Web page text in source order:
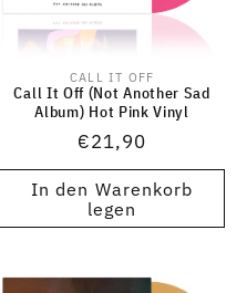
Anbieter:
CALL IT OFF
Call It Off (Not Another Sad
Album) Hot Pink Vinyl
Normaler
Preis
€21,90
In den Warenkorb
legen